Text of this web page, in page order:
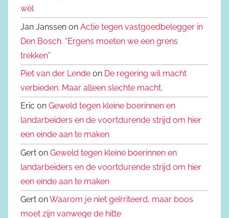
wèl
Jan Janssen on Actie tegen vastgoedbelegger in
Den Bosch. “Ergens moeten we een grens
trekken”
Piet van der Lende on De regering wil macht
verbieden. Maar alleen slechte macht.
Eric on Geweld tegen kleine boerinnen en
landarbeiders en de voortdurende strijd om hier
een einde aan te maken
Gert on Geweld tegen kleine boerinnen en
landarbeiders en de voortdurende strijd om hier
een einde aan te maken
Gert onWaarom je niet geïrriteerd, maar boos
moet zijn vanwege de hitte